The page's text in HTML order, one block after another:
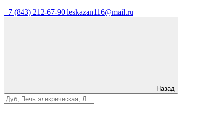
+7 (843) 212-67-90 leskazan116@mail.ru
Назад